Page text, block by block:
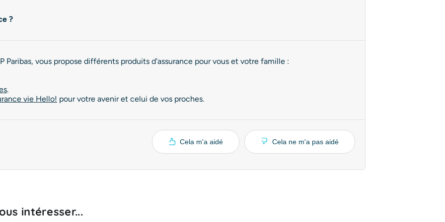
?
Paribas, vous propose différents produits d'assurance pour vous et votre famille :
.
vie Hello! pour votre avenir et celui de vos proches.
Cela m'a aidé Cela ne m'a pas aidé
intéresser...